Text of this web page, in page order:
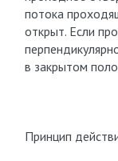
потока
открыт. Если
в закрытом
Принцип